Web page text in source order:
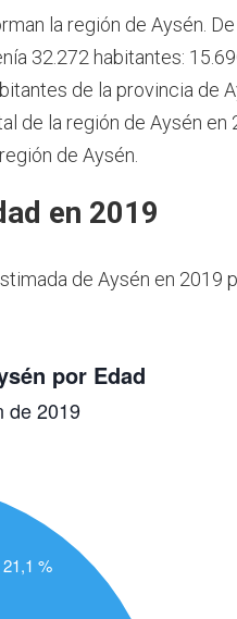
la región de Aysén.
32.272 habitantes:
de la provincia de
de la región de Aysén en
de Aysén.
en 2019
de Aysén en 2019